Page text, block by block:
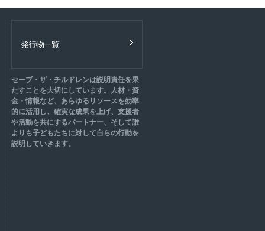
発行物一覧
セーブ・ザ・チルドレンは説明責任を果
たすことを大切にしています。人材・資
金・情報など、あらゆるリソースを効率
的に活用し、確実な成果を上げ、支援者
や活動を共にするパートナー、そして誰
よりも子どもたちに対して自らの行動を
説明していきます。